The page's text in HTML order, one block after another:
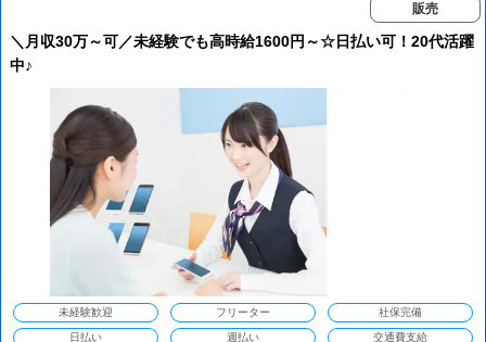
販売
＼月収30万～可／未経験でも高時給1600円～☆日払い可！20代活躍
中♪
未経験歓迎 フリーター 社保完備
日払い 週払い 交通費支給